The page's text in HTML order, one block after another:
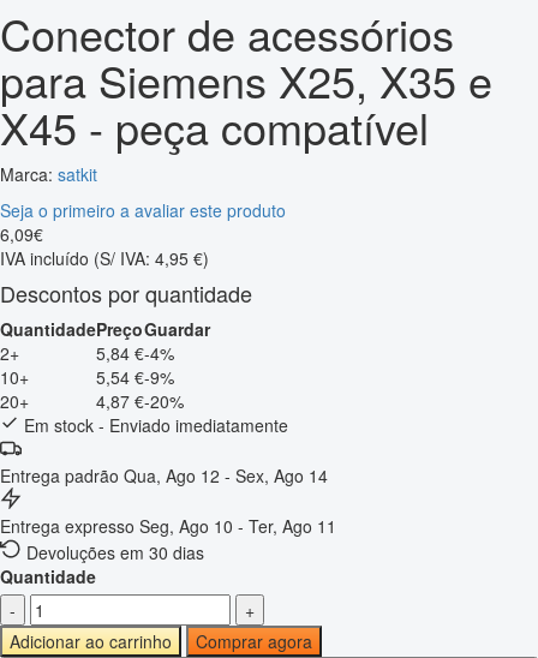
Conector de acessórios
para Siemens X25, X35 e
X45 - peça compatível
Marca: satkit
Seja o primeiro a avaliar este produto
6,09€
IVA incluído (S/ IVA: 4,95 €)
Descontos por quantidade
QuantidadePreçoGuardar
2+
5,84 €-4%
10+
5,54 €-9%
20+
4,87 €-20%
Em stock - Enviado imediatamente
Entrega padrão Qua, Ago 12 - Sex, Ago 14
Entrega expresso Seg, Ago 10 - Ter, Ago 11
Devoluções em 30 dias
Quantidade
-
+
Adicionar ao carrinho
Comprar agora